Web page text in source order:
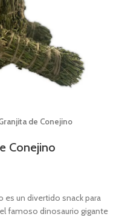
de Conejino
Conejino
es un divertido snack para
famoso dinosaurio gigante